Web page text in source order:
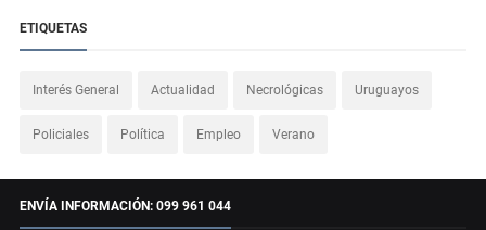
ETIQUETAS
Interés General Actualidad Necrológicas Uruguayos
Policiales Política Empleo Verano
ENVÍA INFORMACIÓN: 099 961 044